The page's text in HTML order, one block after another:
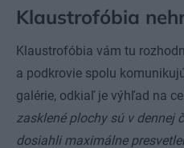
Klaustrofóbia
Klaustrofóbia vám tu
a podkrovie spolu
galérie, odkiaľ je výhľad na
zasklené plochy sú v dennej
dosiahli maximálne